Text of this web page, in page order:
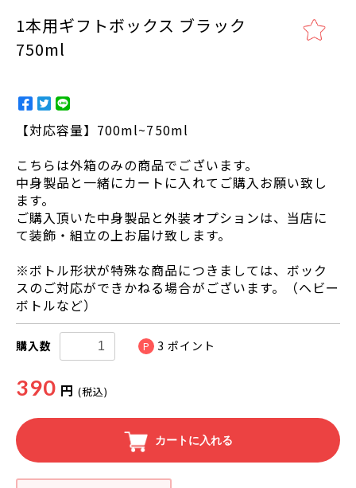
1本用ギフトボックス ブラック
750ml
【対応容量】700ml~750ml
こちらは外箱のみの商品でございます。
中身製品と一緒にカートに入れてご購入お願い致し
ます。
ご購入頂いた中身製品と外装オプションは、当店に
て装飾・組立の上お届け致します。
※ボトル形状が特殊な商品につきましては、ボック
スのご対応ができかねる場合がございます。（ヘビー
ボトルなど）
購入数 P 3 ポイント
390 円 (税込)
カートに入れる